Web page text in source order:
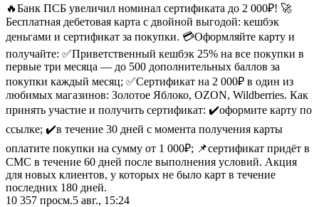
🔥Банк ПСБ увеличил номинал сертификата до 2 000₽! 🚀
Бесплатная дебетовая карта с двойной выгодой: кешбэк
деньгами и сертификат за покупки. 💳Оформляйте карту и
получайте: ✅Приветственный кешбэк 25% на все покупки в
первые три месяца — до 500 дополнительных баллов за
покупки каждый месяц; ✅Сертификат на 2 000₽ в один из
любимых магазинов: Золотое Яблоко, OZON, Wildberries. Как
принять участие и получить сертификат: ✔️оформите карту по
ссылке; ✔️в течение 30 дней с момента получения карты
оплатите покупки на сумму от 1 000₽; 📌сертификат придёт в
СМС в течение 60 дней после выполнения условий. Акция
для новых клиентов, у которых не было карт в течение
последних 180 дней.
10 357 просм.5 авг., 15:24